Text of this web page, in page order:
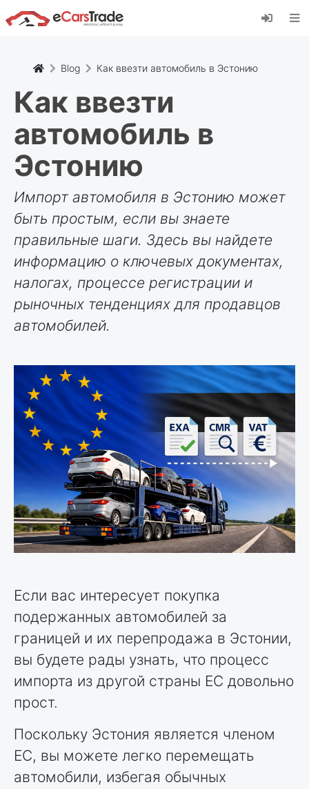
Установите веб-приложение eCarsTrade,
добавьте его на главный экран и получайте
Установить
Отмена
Blog Как ввезти автомобиль в Эстонию
Как ввезти
автомобиль в
Эстонию
Импорт автомобиля в Эстонию может
быть простым, если вы знаете
правильные шаги. Здесь вы найдете
информацию о ключевых документах,
налогах, процессе регистрации и
рыночных тенденциях для продавцов
автомобилей.
Если вас интересует покупка
подержанных автомобилей за
границей и их перепродажа в Эстонии,
вы будете рады узнать, что процесс
импорта из другой страны ЕС довольно
прост.
Поскольку Эстония является членом
ЕС, вы можете легко перемещать
автомобили, избегая обычных